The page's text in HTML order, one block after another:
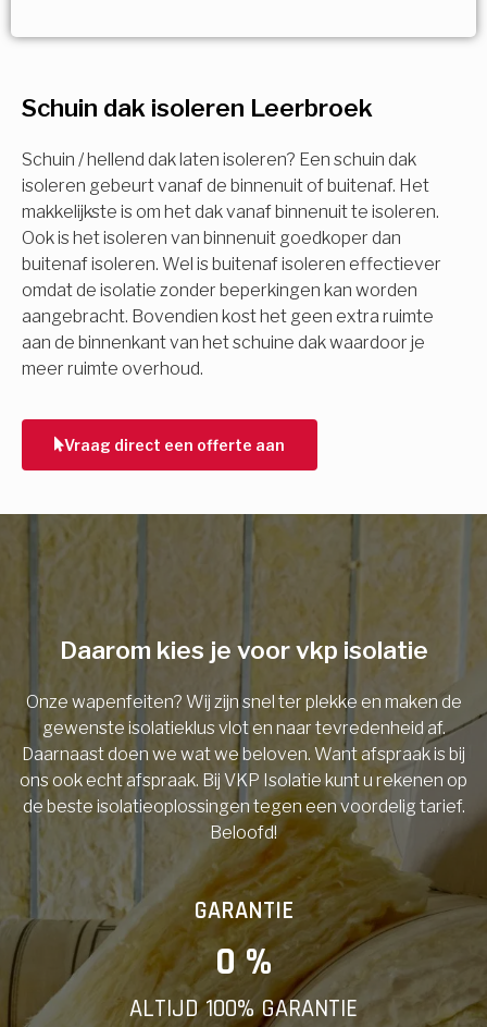
Schuin dak isoleren Leerbroek
Schuin / hellend dak laten isoleren? Een schuin dak
isoleren gebeurt vanaf de binnenuit of buitenaf. Het
makkelijkste is om het dak vanaf binnenuit te isoleren.
Ook is het isoleren van binnenuit goedkoper dan
buitenaf isoleren. Wel is buitenaf isoleren effectiever
omdat de isolatie zonder beperkingen kan worden
aangebracht. Bovendien kost het geen extra ruimte
aan de binnenkant van het schuine dak waardoor je
meer ruimte overhoud.
Vraag direct een offerte aan
Meerdere keuzes mogelijk
Isolatiemaatregel
Spouwisolatie
Vloerisolatie
Dakisolatie
Gevelisolatie
Vorige Volgende
subsidie!
Vul uw gegevens in en ontvang nu direct uw
berekening per mail.
Voornaam
Telefoonnummer
Vorige
Daarom kies je voor vkp isolatie
Onze wapenfeiten? Wij zijn snel ter plekke en maken de
gewenste isolatieklus vlot en naar tevredenheid af.
Daarnaast doen we wat we beloven. Want afspraak is bij
ons ook echt afspraak. Bij VKP Isolatie kunt u rekenen op
de beste isolatieoplossingen tegen een voordelig tarief.
Beloofd!
GARANTIE
0 %
ALTIJD 100% GARANTIE